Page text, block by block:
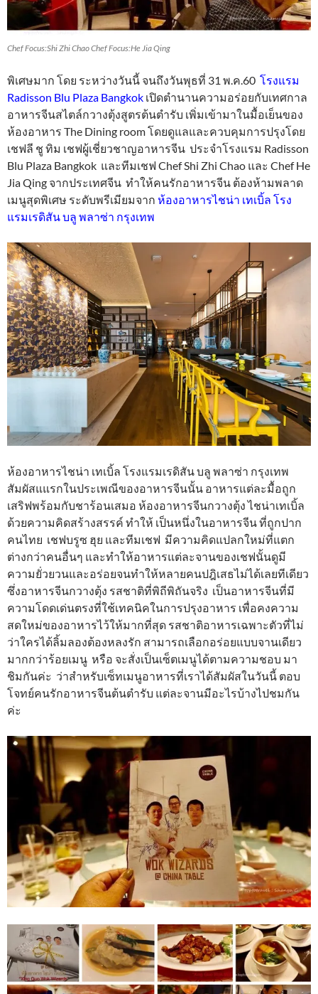
Chef Focus:Shi Zhi Chao Chef Focus:He Jia Qing
พิเศษมาก โดย ระหว่างวันนี้ จนถึงวันพุธที่ 31 พ.ค.60 โรงแรม
Radisson Blu Plaza Bangkok เปิดตำนานความอร่อยกับเทศกาล
อาหารจีนสไตล์กวางตุ้งสูตรต้นตำรับ เพิ่มเข้ามาในมื้อเย็นของ
ห้องอาหาร The Dining room โดยดูแลและควบคุมการปรุงโดย
เชฟลี ชู ทิม เชฟผู้เชี่ยวชาญอาหารจีน ประจำโรงแรม Radisson
Blu Plaza Bangkok และทีมเชฟ Chef Shi Zhi Chao และ Chef He
Jia Qing จากประเทศจีน ทำให้คนรักอาหารจีน ต้องห้ามพลาด
เมนูสุดพิเศษ ระดับพรีเมียมจาก ห้องอาหารไชน่า เทเบิ้ล โรง
แรมเรดิสัน บลู พลาซ่า กรุงเทพ
ห้องอาหารไชน่า เทเบิ้ล โรงแรมเรดิสัน บลู พลาซ่า กรุงเทพ
สัมผัสแแรกในประเพณีของอาหารจีนนั้น อาหารแต่ละมื้อถูก
เสริฟพร้อมกับชาร้อนเสมอ ห้องอาหารจีนกวางตุ้ง ไชน่าเทเบิ้ล
ด้วยความคิดสร้างสรรค์ ทำให้ เป็นหนึ่งในอาหารจีน ที่ถูกปาก
คนไทย เชฟบรูซ ฮุย และทีมเชฟ มีความคิดแปลกใหม่ที่แตก
ต่างกว่าคนอื่นๆ และทำให้อาหารแต่ละจานของเชฟนั้นดูมี
ความยั่วยวนและอร่อยจนทำให้หลายคนปฎิเสธไม่ได้เลยทีเดียว
ซึ่งอาหารจีนกวางตุ้ง รสชาติที่พิถีพิถันจริง เป็นอาหารจีนที่มี
ความโดดเด่นตรงที่ใช้เทคนิคในการปรุงอาหาร เพื่อคงความ
สดใหม่ของอาหารไว้ให้มากที่สุด รสชาติอาหารเฉพาะตัวที่ไม่
ว่าใครได้ลิ้มลองต้องหลงรัก สามารถเลือกอร่อยแบบจานเดียว
มากกว่าร้อยเมนู หรือ จะสั่งเป็นเซ็ตเมนูได้ตามความชอบ มา
ชิมกันค่ะ ว่าสำหรับเซ็ทเมนูอาหารที่เราได้สัมผัสในวันนี้ ตอบ
โจทย์คนรักอาหารจีนต้นตำรับ แต่ละจานมีอะไรบ้างไปชมกัน
ค่ะ